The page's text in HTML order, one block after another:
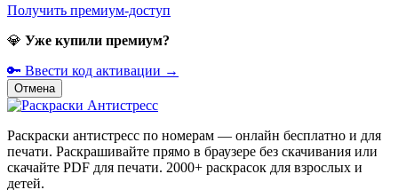
Получить премиум-доступ
💎 Уже купили премиум?
🔑 Ввести код активации →
Отмена
Раскраски антистресс по номерам — онлайн бесплатно и для
печати. Раскрашивайте прямо в браузере без скачивания или
скачайте PDF для печати. 2000+ раскрасок для взрослых и
детей.